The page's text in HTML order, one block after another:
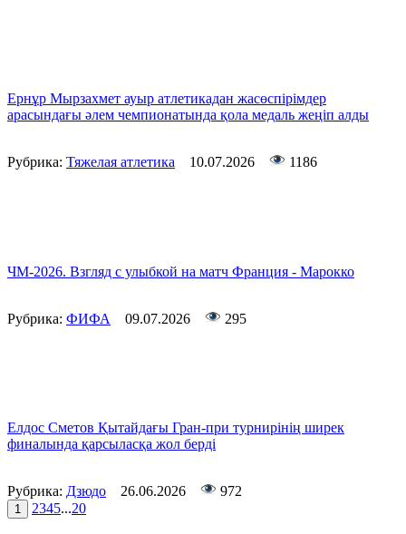
Ернұр Мырзахмет ауыр атлетикадан жасөспірімдер
арасындағы әлем чемпионатында қола медаль жеңіп алды
Рубрика: Тяжелая атлетика 10.07.2026 1186
ЧМ-2026. Взгляд с улыбкой на матч Франция - Марокко
Рубрика: ФИФА 09.07.2026 295
Елдос Сметов Қытайдағы Гран-при турнирінің ширек
финалында қарсыласқа жол берді
Рубрика: Дзюдо 26.06.2026 972
1 2345...20